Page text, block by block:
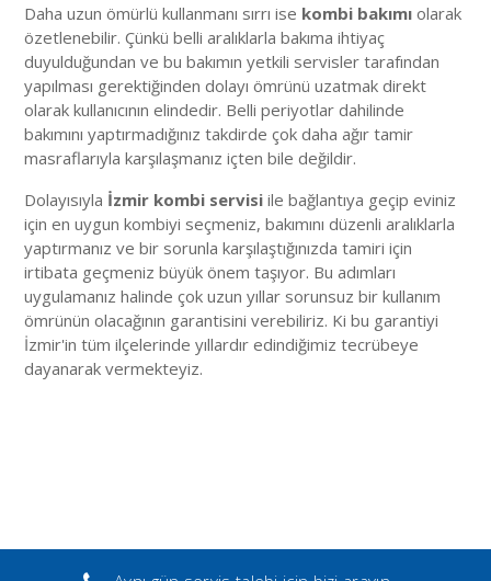
Daha uzun ömürlü kullanmanı sırrı ise kombi bakımı olarak
özetlenebilir. Çünkü belli aralıklarla bakıma ihtiyaç
duyulduğundan ve bu bakımın yetkili servisler tarafından
yapılması gerektiğinden dolayı ömrünü uzatmak direkt
olarak kullanıcının elindedir. Belli periyotlar dahilinde
bakımını yaptırmadığınız takdirde çok daha ağır tamir
masraflarıyla karşılaşmanız içten bile değildir.
Dolayısıyla İzmir kombi servisi ile bağlantıya geçip eviniz
için en uygun kombiyi seçmeniz, bakımını düzenli aralıklarla
yaptırmanız ve bir sorunla karşılaştığınızda tamiri için
irtibata geçmeniz büyük önem taşıyor. Bu adımları
uygulamanız halinde çok uzun yıllar sorunsuz bir kullanım
ömrünün olacağının garantisini verebiliriz. Ki bu garantiyi
İzmir'in tüm ilçelerinde yıllardır edindiğimiz tecrübeye
dayanarak vermekteyiz.